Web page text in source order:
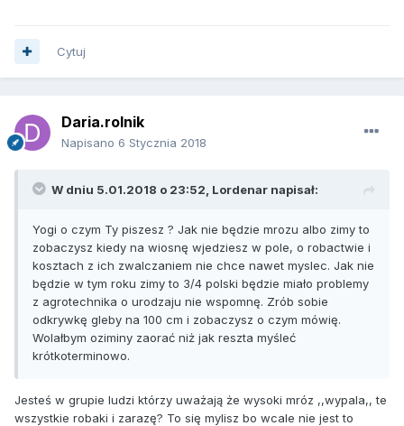
Cytuj
Daria.rolnik
Napisano 6 Stycznia 2018
W dniu 5.01.2018 o 23:52, Lordenar napisał:
Yogi o czym Ty piszesz ? Jak nie będzie mrozu albo zimy to
zobaczysz kiedy na wiosnę wjedziesz w pole, o robactwie i
kosztach z ich zwalczaniem nie chce nawet myslec. Jak nie
będzie w tym roku zimy to 3/4 polski będzie miało problemy
z agrotechnika o urodzaju nie wspomnę. Zrób sobie
odkrywkę gleby na 100 cm i zobaczysz o czym mówię.
Wolałbym oziminy zaorać niż jak reszta myśleć
krótkoterminowo.
Jesteś w grupie ludzi którzy uważają że wysoki mróz ,,wypala,, te
wszystkie robaki i zarazę? To się mylisz bo wcale nie jest to